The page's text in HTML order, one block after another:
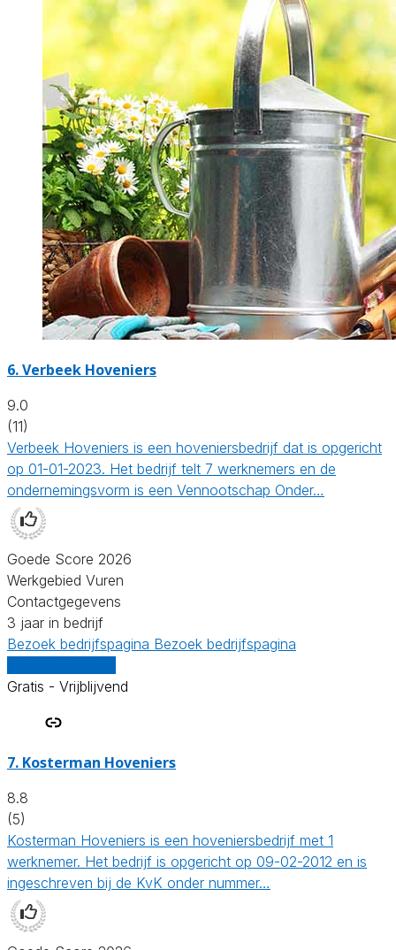
6.Verbeek Hoveniers
9.0
(11)
Verbeek Hoveniers is een hoveniersbedrijf dat is opgericht
op 01-01-2023. Het bedrijf telt 7 werknemers en de
ondernemingsvorm is een Vennootschap Onder…
Goede Score 2026
Werkgebied Vuren
Contactgegevens
3 jaar in bedrijf
Bezoek bedrijfspagina Bezoek bedrijfspagina
Gratis - Vrijblijvend
7. Kosterman Hoveniers
8.8
(5)
Kosterman Hoveniers is een hoveniersbedrijf met 1
werknemer. Het bedrijf is opgericht op 09-02-2012 en is
ingeschreven bij de KvK onder nummer…